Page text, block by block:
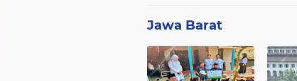
Jawa Barat